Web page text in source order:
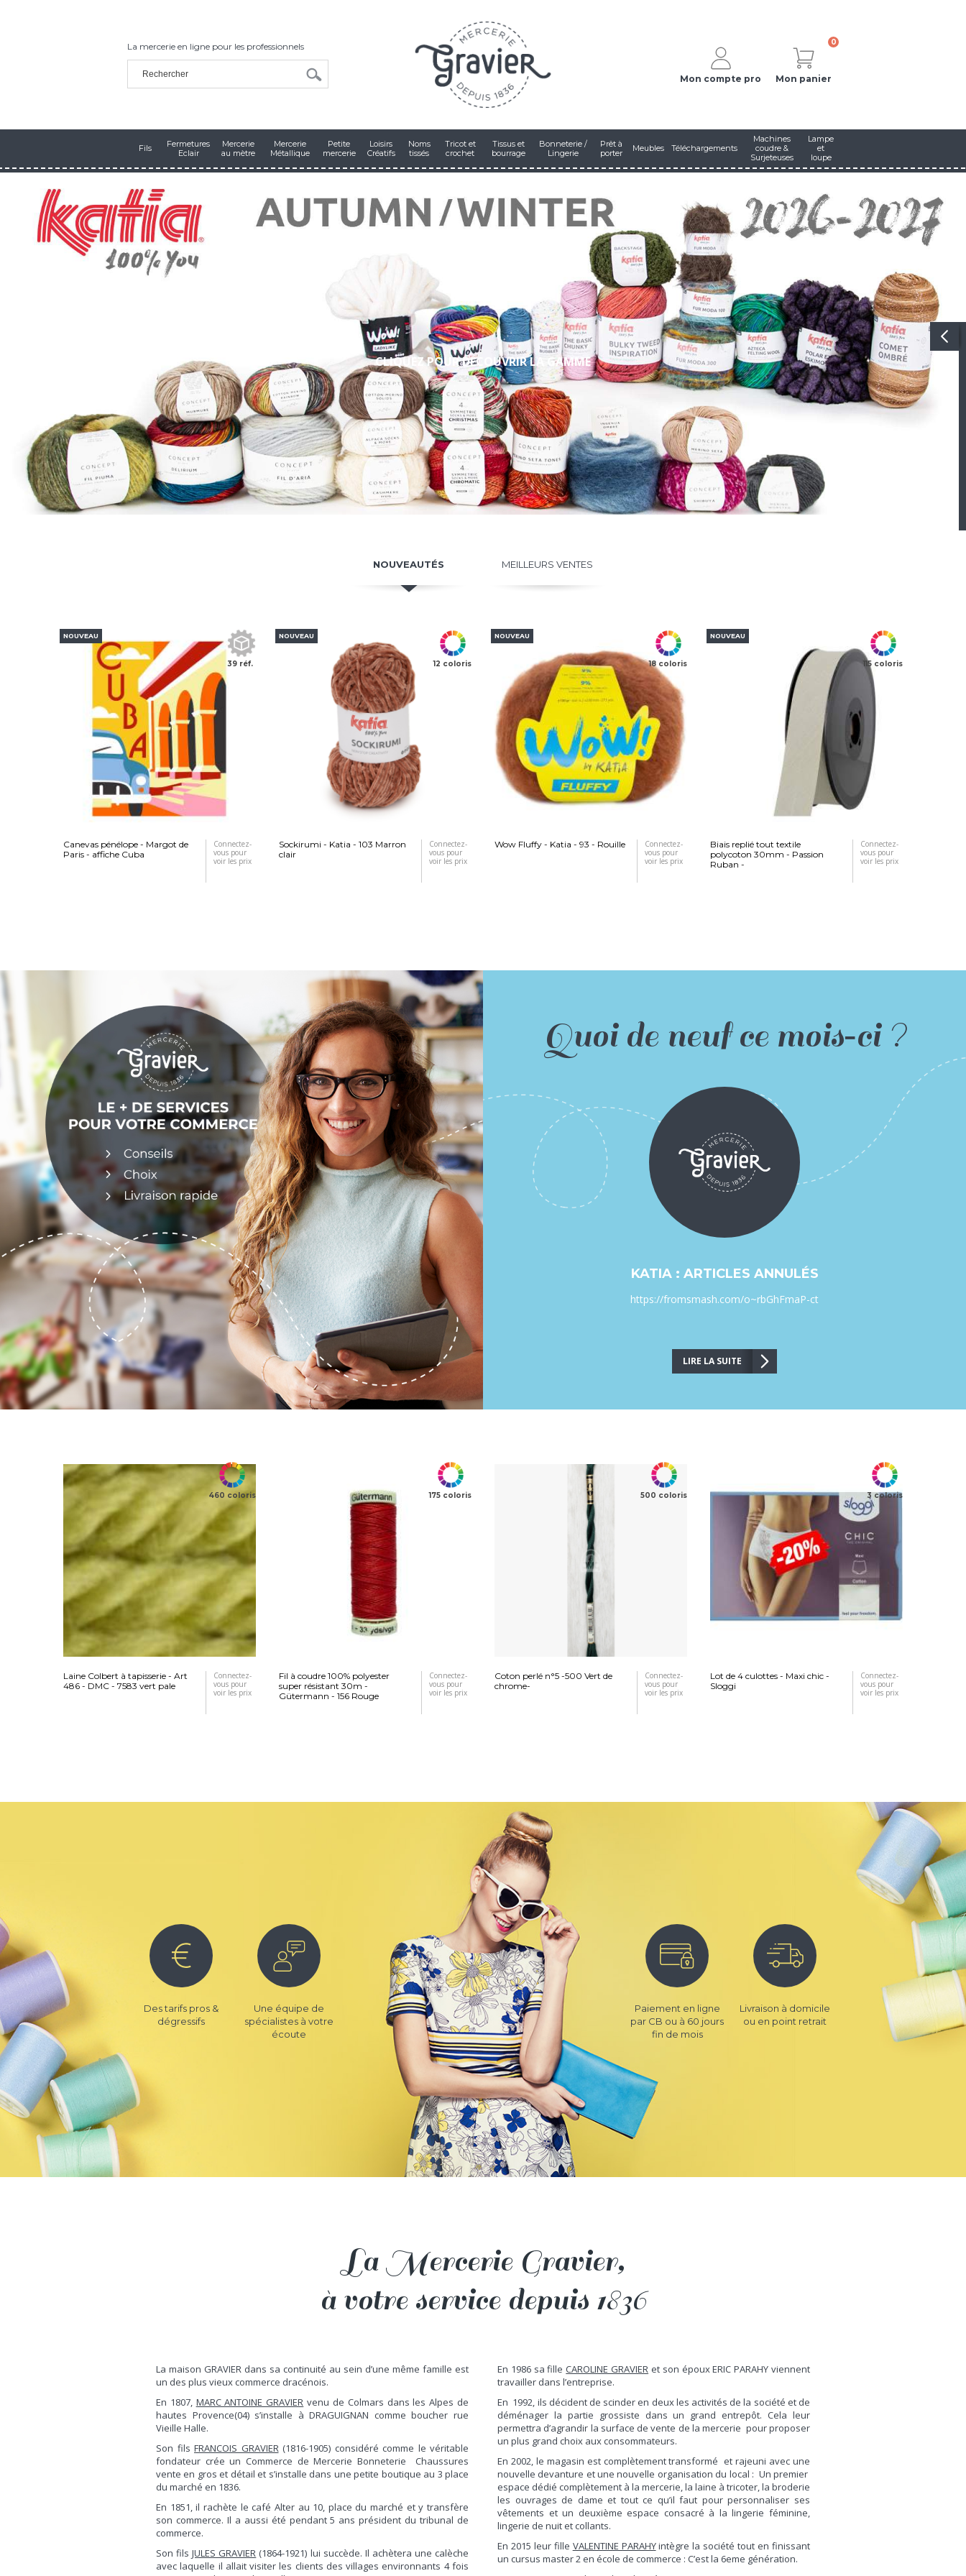
La mercerie en ligne pour les professionnels
Mon compte pro
0
Mon panier
Fils
Fermetures
Eclair
Mercerie
au mètre
Mercerie
Métallique
Petite
mercerie
Loisirs
Créatifs
Noms
tissés
Tricot et
crochet
Tissus et
bourrage
Bonneterie /
Lingerie
Prêt à
porter
Meubles Téléchargements
Machines
coudre &
Surjeteuses
Lampe
et
loupe
CLIQUEZ POUR DÉCOUVRIR LA GAMME
NOUVEAUTÉS MEILLEURS VENTES
NOUVEAU
39 réf.
Canevas pénélope - Margot de
Paris - affiche Cuba
Connectez-
vous pour
voir les prix
NOUVEAU
12 coloris
Sockirumi - Katia - 103 Marron
clair
Connectez-
vous pour
voir les prix
NOUVEAU
18 coloris
Wow Fluffy - Katia - 93 - Rouille
Connectez-
vous pour
voir les prix
NOUVEAU
115 coloris
Biais replié tout textile
polycoton 30mm - Passion
Ruban -
Connectez-
vous pour
voir les prix
Quoi de neuf ce mois‑ci ?
KATIA : ARTICLES ANNULÉS
https://fromsmash.com/o~rbGhFmaP-ct
LIRE LA SUITE
460 coloris
Laine Colbert à tapisserie - Art
486 - DMC - 7583 vert pale
Connectez-
vous pour
voir les prix
175 coloris
Fil à coudre 100% polyester
super résistant 30m -
Gütermann - 156 Rouge
Connectez-
vous pour
voir les prix
500 coloris
Coton perlé n°5 -500 Vert de
chrome-
Connectez-
vous pour
voir les prix
3 coloris
Lot de 4 culottes - Maxi chic -
Sloggi
Connectez-
vous pour
voir les prix
Des tarifs pros &
dégressifs
Une équipe de
spécialistes à votre
écoute
Paiement en ligne
par CB ou à 60 jours
fin de mois
Livraison à domicile
ou en point retrait
La Mercerie Gravier,
à votre service depuis 1836
La maison GRAVIER dans sa continuité au sein d’une même famille est
un des plus vieux commerce dracénois.
En 1807, MARC ANTOINE GRAVIER venu de Colmars dans les Alpes de
hautes Provence(04) s’installe à DRAGUIGNAN comme boucher rue
Vieille Halle.
Son fils FRANCOIS GRAVIER(1816-1905) considéré comme le véritable
fondateur crée un Commerce de Mercerie Bonneterie Chaussures
vente en gros et détail et s’installe dans une petite boutique au 3 place
du marché en 1836.
En 1851, il rachète le café Alter au 10, place du marché et y transfère
son commerce. Il a aussi été pendant 5 ans président du tribunal de
commerce.
Son filsJULES GRAVIER (1864-1921) lui succède. Il achètera une calèche
avec laquelle il allait visiter les clients des villages environnants 4 fois
En 1986 sa filleCAROLINE GRAVIER et son époux ERIC PARAHY viennent
travailler dans l’entreprise.
En 1992, ils décident de scinder en deux les activités de la société et de
déménager la partie grossiste dans un grand entrepôt. Cela leur
permettra d’agrandir la surface de vente de la mercerie pour proposer
un plus grand choix aux consommateurs.
En 2002, le magasin est complètement transformé et rajeuni avec une
nouvelle devanture et une nouvelle organisation du local : Un premier
espace dédié complètement à la mercerie, la laine à tricoter, la broderie
les ouvrages de dame et tout ce qu’il faut pour personnaliser ses
vêtements et un deuxième espace consacré à la lingerie féminine,
lingerie de nuit et collants.
En 2015 leur fille VALENTINE PARAHYintègre la société tout en finissant
un cursus master 2 en école de commerce : C’est la 6eme génération.